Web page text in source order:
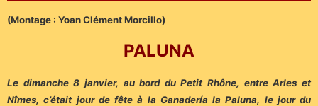
(Montage : Yoan Clément Morcillo)
PALUNA
Le dimanche 8 janvier, au bord du Petit Rhône, entre Arles et
Nîmes, c’était jour de fête à la Ganadería la Paluna, le jour du